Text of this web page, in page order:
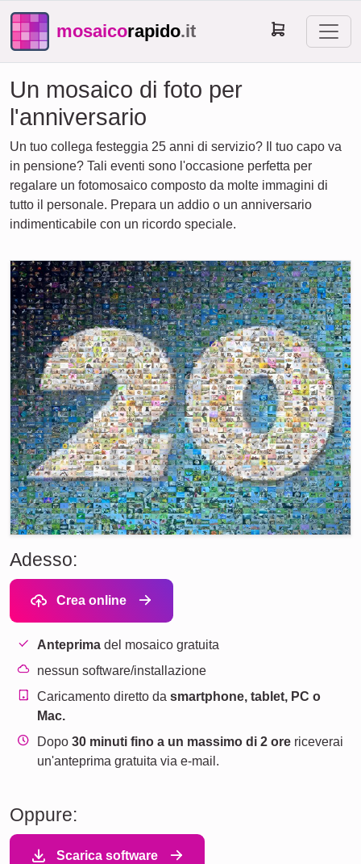
mosaicorapido.it
Un mosaico di foto per
l'anniversario
Un tuo collega festeggia 25 anni di servizio? Il tuo capo va
in pensione? Tali eventi sono l'occasione perfetta per
regalare un fotomosaico composto da molte immagini di
tutto il personale. Prepara un addio o un anniversario
indimenticabile con un ricordo speciale.
Adesso:
Crea online
Anteprima del mosaico gratuita
nessun software/installazione
Caricamento diretto dasmartphone, tablet, PC o
Mac.
Dopo30 minuti fino a un massimo di 2 ore riceverai
un'anteprima gratuita via e-mail.
Oppure:
Scarica software